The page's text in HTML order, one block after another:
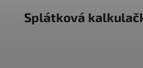
Splátková